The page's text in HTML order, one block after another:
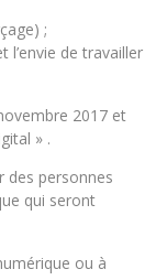
;
l’envie de travailler
2017 et
» .
des personnes
qui seront
ou à